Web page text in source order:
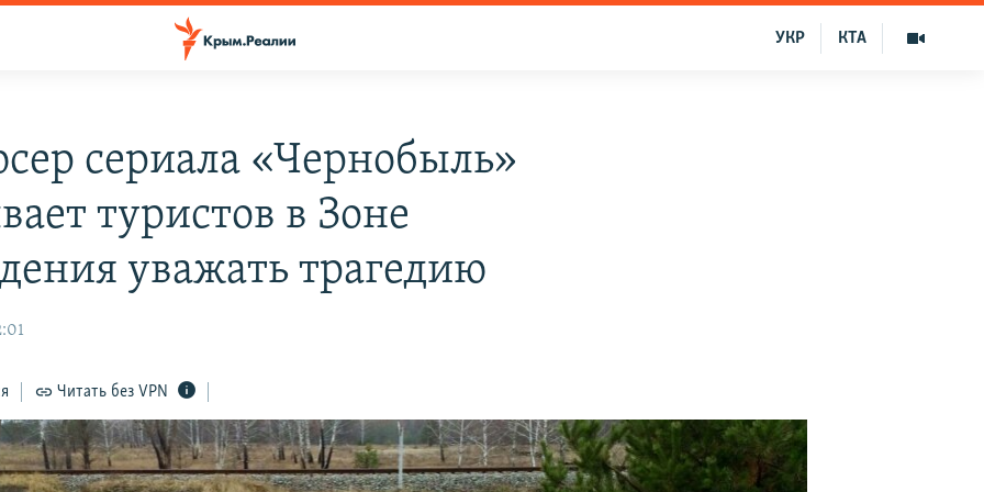
КТА
УКР
сериала «Чернобыль»
туристов в Зоне
уважать трагедию
Читать без VPN